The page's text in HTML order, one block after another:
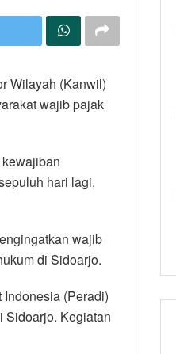
Wilayah (Kanwil)
wajib pajak
hari lagi,
wajib
di Sidoarjo.
(Peradi)
Sidoarjo. Kegiatan